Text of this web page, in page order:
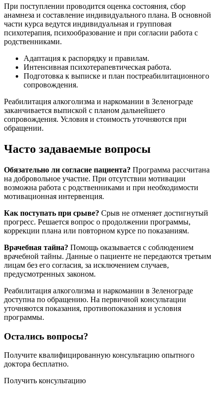
При поступлении проводится оценка состояния, сбор
анамнеза и составление индивидуального плана. В основной
части курса ведутся индивидуальная и групповая
психотерапия, психообразование и при согласии работа с
родственниками.
Адаптация к распорядку и правилам.
Интенсивная психотерапевтическая работа.
Подготовка к выписке и план постреабилитационного
сопровождения.
Реабилитация алкоголизма и наркомании в Зеленограде
заканчивается выпиской с планом дальнейшего
сопровождения. Условия и стоимость уточняются при
обращении.
Часто задаваемые вопросы
Обязательно ли согласие пациента? Программа рассчитана
на добровольное участие. При отсутствии мотивации
возможна работа с родственниками и при необходимости
мотивационная интервенция.
Как поступать при срыве? Срыв не отменяет достигнутый
прогресс. Решается вопрос о продолжении программы,
коррекции плана или повторном курсе по показаниям.
Врачебная тайна? Помощь оказывается с соблюдением
врачебной тайны. Данные о пациенте не передаются третьим
лицам без его согласия, за исключением случаев,
предусмотренных законом.
Реабилитация алкоголизма и наркомании в Зеленограде
доступна по обращению. На первичной консультации
уточняются показания, противопоказания и условия
программы.
Остались вопросы?
Получите квалифицированную консультацию опытного
доктора бесплатно.
Получить консультацию